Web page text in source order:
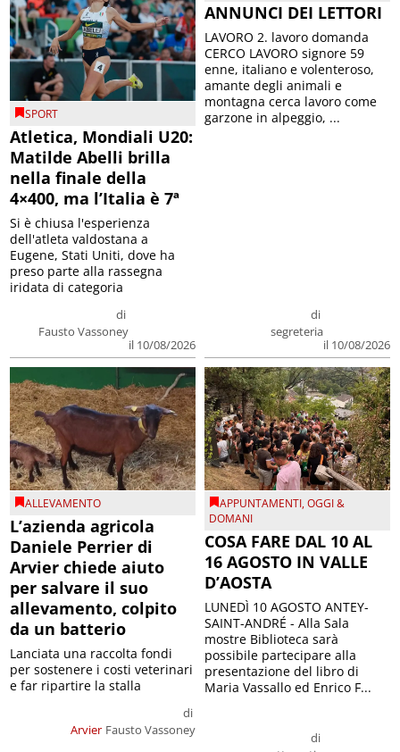
SPORT
Atletica, Mondiali U20:
Matilde Abelli brilla
nella finale della
4×400, ma l’Italia è 7ª
di
Fausto Vassoney
il 10/08/2026
Si è chiusa l'esperienza
dell'atleta valdostana a
Eugene, Stati Uniti, dove ha
preso parte alla rassegna
iridata di categoria
ANNUNCI DEI LETTORI
di
segreteria
il 10/08/2026
LAVORO 2. lavoro domanda
CERCO LAVORO signore 59
enne, italiano e volenteroso,
amante degli animali e
montagna cerca lavoro come
garzone in alpeggio, ...
ALLEVAMENTO
L’azienda agricola
Daniele Perrier di
Arvier chiede aiuto
per salvare il suo
allevamento, colpito
da un batterio
Arvier
di
Fausto Vassoney
Lanciata una raccolta fondi
per sostenere i costi veterinari
e far ripartire la stalla
APPUNTAMENTI,OGGI &
DOMANI
COSA FARE DAL 10 AL
16 AGOSTO IN VALLE
D’AOSTA
di
LUNEDÌ 10 AGOSTO ANTEY-
SAINT-ANDRÉ - Alla Sala
mostre Biblioteca sarà
possibile partecipare alla
presentazione del libro di
Maria Vassallo ed Enrico F...